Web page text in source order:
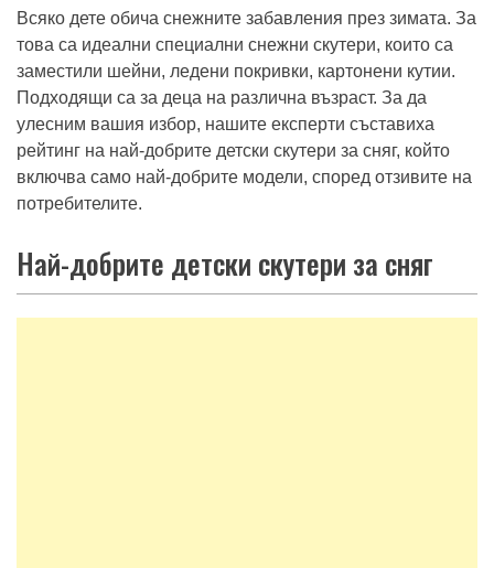
Всяко дете обича снежните забавления през зимата. За
това са идеални специални снежни скутери, които са
заместили шейни, ледени покривки, картонени кутии.
Подходящи са за деца на различна възраст. За да
улесним вашия избор, нашите експерти съставиха
рейтинг на най-добрите детски скутери за сняг, който
включва само най-добрите модели, според отзивите на
потребителите.
Най-добрите детски скутери за сняг